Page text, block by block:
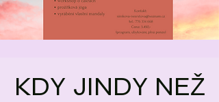
KDY JINDY NEŽ